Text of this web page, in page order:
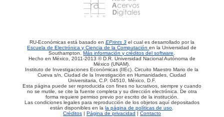
RU-Económicas está basado en EPrints 3 el cual es desarrollado por la
Escuela de Electrónica y Ciencia de la Computaciónen la Universidad de
Southampton.Más información y créditos del software.
Hecho en México, 2011-2013 © D.R. Universidad Nacional Autónoma de
México (UNAM).
Instituto de Investigaciones Económicas (IIEc). Circuito Maestro Mario de la
Cueva s/n, Ciudad de la Investigación en Humanidades, Ciudad
Universitaria, C.P. 04510, México, D.F.
Esta página puede ser reproducida con fines no lucrativos, siempre y cuando
no se mutile, se cite la fuente completa y su dirección electrónica. De otra
forma requiere permiso previo por escrito de la institución.
Las condiciones legales para reproducción de los objetos aquí depositados
están disponibles en lala página de políticas de uso.
Créditos| Página de privacidad | Contacto